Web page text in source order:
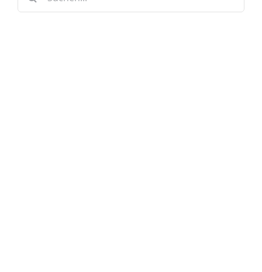
nach: